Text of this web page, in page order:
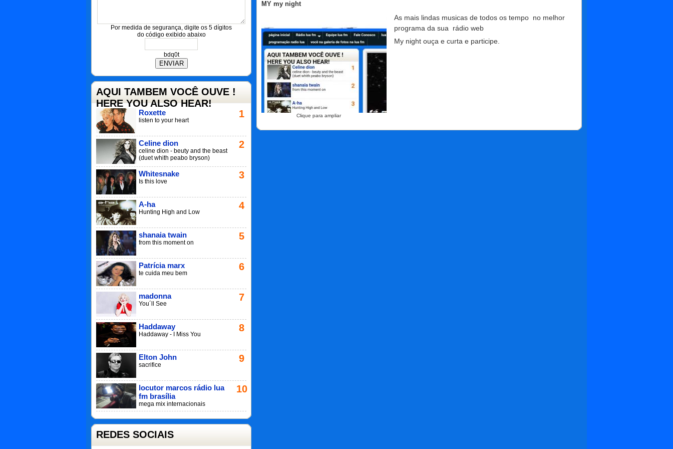
Por medida de segurança, digite os 5 dígitos
do código exibido abaixo
bdq0t
AQUI TAMBEM VOCÊ OUVE !
HERE YOU ALSO HEAR!
1
Roxette
listen to your heart
2
Celine dion
celine dion - beuty and the beast
(duet whith peabo bryson)
3
Whitesnake
Is this love
4
A-ha
Hunting High and Low
5
shanaia twain
from this moment on
6
Patrícia marx
te cuida meu bem
7
madonna
You´ll See
8
Haddaway
Haddaway - I Miss You
9
Elton John
sacrifice
10
locutor marcos rádio lua
fm brasília
mega mix internacionais
REDES SOCIAIS
MY my night
Clique para ampliar
As mais lindas musicas de todos os tempo no melhor
programa da sua rádio web
My night ouça e curta e participe.